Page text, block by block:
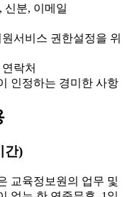
분, 이메일
서비스 권한설정을 위
락처
인정하는 경미한 사항
간)
교육정보원의 업무 및